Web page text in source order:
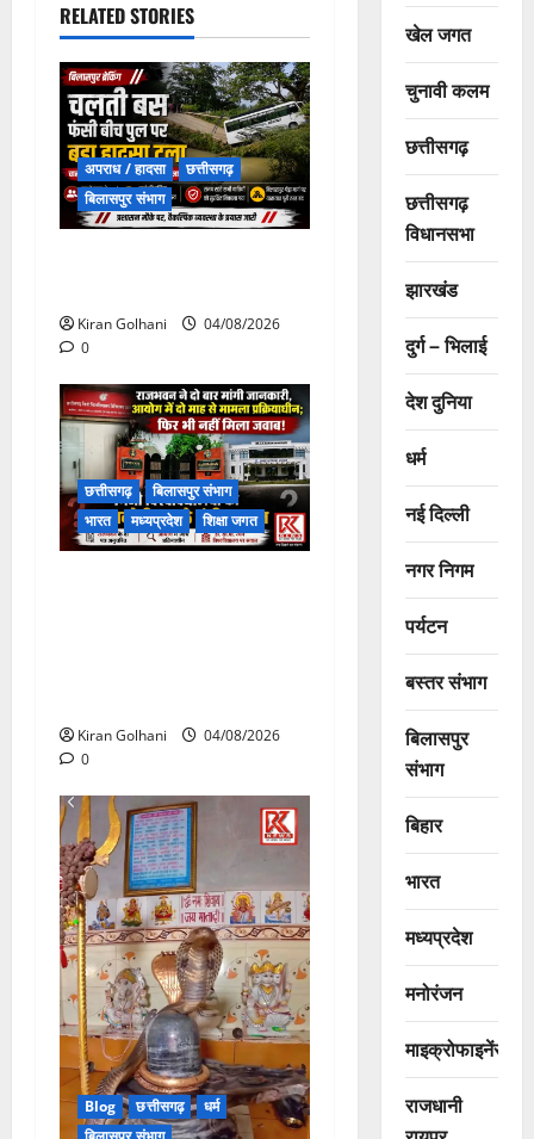
RELATED STORIES
अपराध / हादसा
छत्तीसगढ़
बिलासपुर संभाग
Kiran Golhani
04/08/2026
0
छत्तीसगढ़
बिलासपुर संभाग
भारत
मध्यप्रदेश शिक्षा जगत
Kiran Golhani
04/08/2026
0
Blog छत्तीसगढ़
धर्म
खेल जगत
चुनावी कलम
छत्तीसगढ़
छत्तीसगढ़
विधानसभा
झारखंड
दुर्ग – भिलाई
देश दुनिया
धर्म
नई दिल्ली
नगर निगम
पर्यटन
बस्तर संभाग
बिलासपुर
संभाग
बिहार
भारत
मध्यप्रदेश
मनोरंजन
माइक्रोफाइनेंस
राजधानी